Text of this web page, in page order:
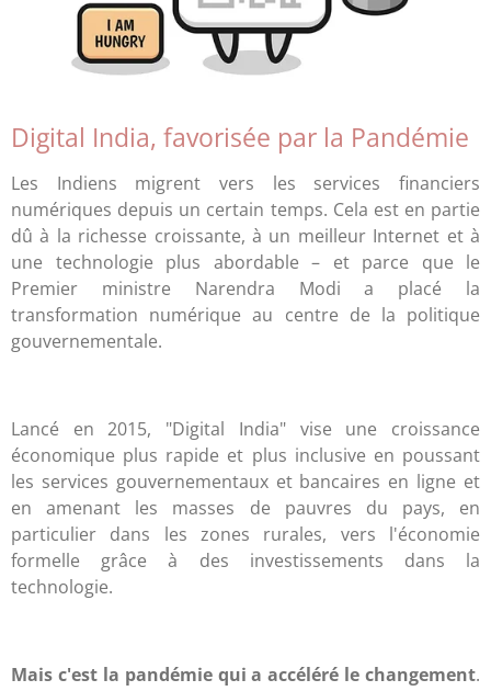
Digital India, favorisée par la Pandémie
Les Indiens migrent vers les services financiers
numériques depuis un certain temps. Cela est en partie
dû à la richesse croissante, à un meilleur Internet et à
une technologie plus abordable – et parce que le
Premier ministre Narendra Modi a placé la
transformation numérique au centre de la politique
gouvernementale.
Lancé en 2015, "Digital India" vise une croissance
économique plus rapide et plus inclusive en poussant
les services gouvernementaux et bancaires en ligne et
en amenant les masses de pauvres du pays, en
particulier dans les zones rurales, vers l'économie
formelle grâce à des investissements dans la
technologie.
Mais c'est la pandémie qui a accéléré le changement.